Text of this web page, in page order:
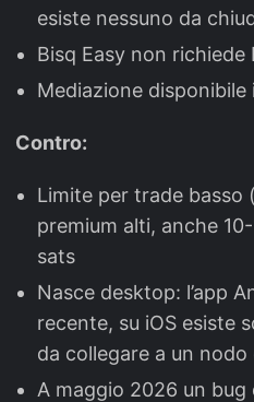
esiste nessuno da
Bisq Easy non
Mediazione
Contro:
Limite per trade basso
premium alti, anche
sats
Nasce desktop: l’app
recente, su iOS esiste
da collegare a un
A maggio 2026 un bug